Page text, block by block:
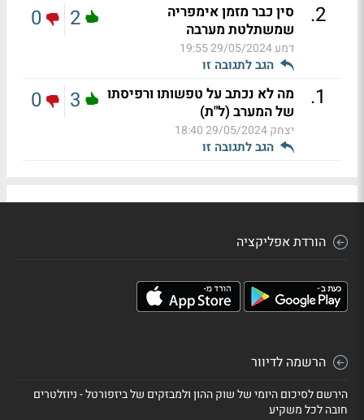
2
.
סין כבר מזמן אימפריה
שמשתלטת מערבה
דמע29/05/2024 19:55
הגב לתגובה זו
2
0
1
.
מה לא נכתב על טפשותו ורפיסתו
של המערב (ל"ת)
יצחק29/05/2024 18:40
הגב לתגובה זו
3
0
הורדת אפליקציה
הרשמה לדיוור
הירשם לסיכום היומי של שוק ההון ולמבזקים של ביזפורטל - ניוזלטרים
חובה לכל משקיע